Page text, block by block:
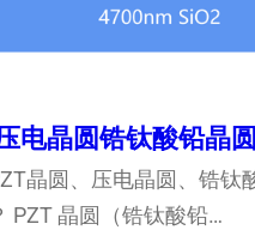
电晶圆锆钛酸铅晶圆
晶圆、压电晶圆、锆钛
PZT 晶圆（锆钛酸铅…